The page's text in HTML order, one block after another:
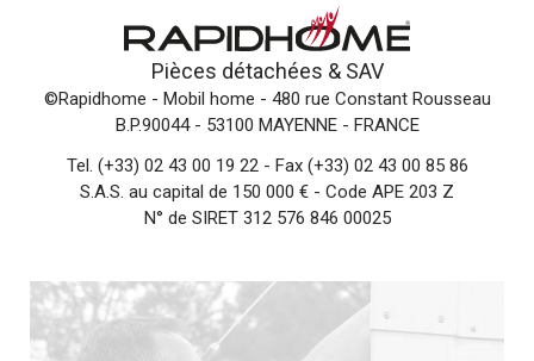
Pièces détachées & SAV
©Rapidhome - Mobil home - 480 rue Constant Rousseau
B.P.90044 - 53100 MAYENNE - FRANCE
Tel. (+33) 02 43 00 19 22- Fax (+33) 02 43 00 85 86
S.A.S. au capital de 150 000 € - Code APE 203 Z
N° de SIRET 312 576 846 00025